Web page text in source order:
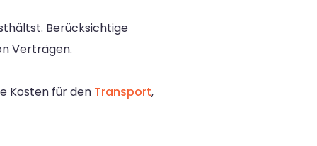
Berücksichtige
Verträgen.
Kosten für den Transport,